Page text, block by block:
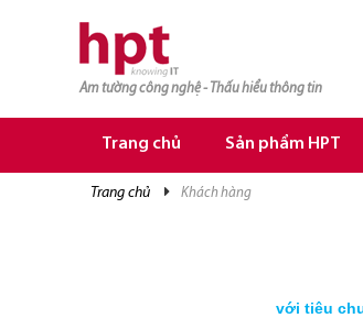
Am tường công nghệ - Thấu hiểu thông tin
Trang chủ Sản phẩm HPT
trang chủ khách hàng
với tiêu
TRANG CHỦ
TRANG CHỦ